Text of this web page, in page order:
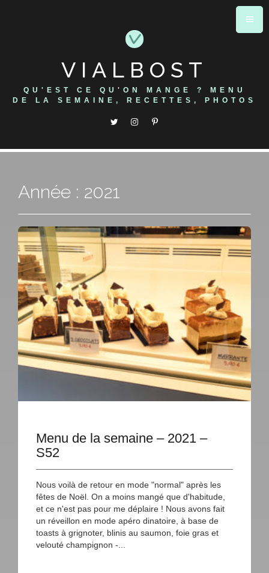
VIALBOST
QU'EST CE QU'ON MANGE ? MENU
DE LA SEMAINE, RECETTES, PHOTOS
Année : 2021
Menu de la semaine – 2021 –
S52
Nous voilà de retour en mode "normal" après les
fêtes de Noël. On a moins mangé que d'habitude,
et ce n'est pas pour me déplaire ! Nous avons fait
un réveillon en mode apéro dinatoire, à base de
toasts à grignoter, blinis au saumon, foie gras et
velouté champignon -...